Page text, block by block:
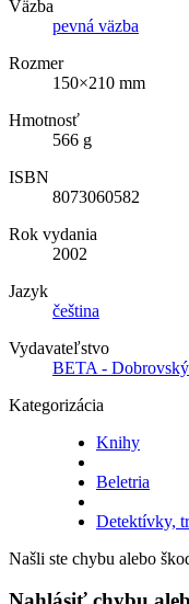
Väzba
pevná väzba
Rozmer
150×210 mm
Hmotnosť
566 g
ISBN
8073060582
Rok vydania
2002
Jazyk
čeština
Vydavateľstvo
BETA - Dobrovský
Kategorizácia
Knihy
Beletria
Detektívky,
Našli ste chybu alebo